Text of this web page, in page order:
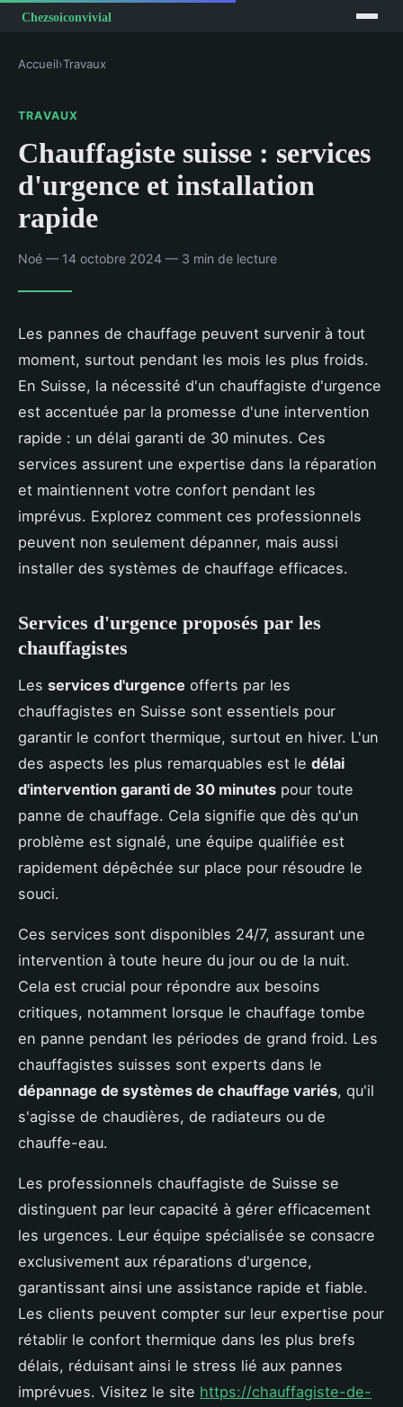
Accueil›Travaux
TRAVAUX
Chauffagiste suisse : services
d'urgence et installation
rapide
Noé — 14 octobre 2024 — 3 min de lecture
Les pannes de chauffage peuvent survenir à tout
moment, surtout pendant les mois les plus froids.
En Suisse, la nécessité d'un chauffagiste d'urgence
est accentuée par la promesse d'une intervention
rapide : un délai garanti de 30 minutes. Ces
services assurent une expertise dans la réparation
et maintiennent votre confort pendant les
imprévus. Explorez comment ces professionnels
peuvent non seulement dépanner, mais aussi
installer des systèmes de chauffage efficaces.
Services d'urgence proposés par les
chauffagistes
Les services d'urgence offerts par les
chauffagistes en Suisse sont essentiels pour
garantir le confort thermique, surtout en hiver. L'un
des aspects les plus remarquables est le délai
d'intervention garanti de 30 minutes pour toute
panne de chauffage. Cela signifie que dès qu'un
problème est signalé, une équipe qualifiée est
rapidement dépêchée sur place pour résoudre le
souci.
Ces services sont disponibles 24/7, assurant une
intervention à toute heure du jour ou de la nuit.
Cela est crucial pour répondre aux besoins
critiques, notamment lorsque le chauffage tombe
en panne pendant les périodes de grand froid. Les
chauffagistes suisses sont experts dans le
dépannage de systèmes de chauffage variés, qu'il
s'agisse de chaudières, de radiateurs ou de
chauffe-eau.
Les professionnels chauffagiste de Suisse se
distinguent par leur capacité à gérer efficacement
les urgences. Leur équipe spécialisée se consacre
exclusivement aux réparations d'urgence,
garantissant ainsi une assistance rapide et fiable.
Les clients peuvent compter sur leur expertise pour
rétablir le confort thermique dans les plus brefs
délais, réduisant ainsi le stress lié aux pannes
imprévues. Visitez le site https://chauffagiste-de-